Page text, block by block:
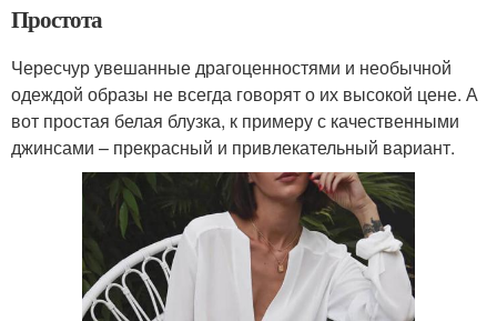
Простота
Чересчур увешанные драгоценностями и необычной
одеждой образы не всегда говорят о их высокой цене. А
вот простая белая блузка, к примеру с качественными
джинсами – прекрасный и привлекательный вариант.